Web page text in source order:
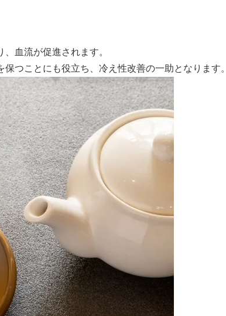
血流が促進されます。
つことにも役立ち、冷え性改善の一助となります。